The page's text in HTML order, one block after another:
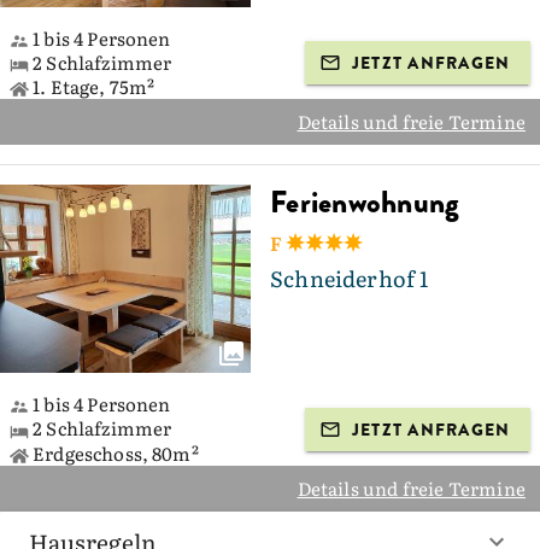
1 bis 4 Personen
2 Schlafzimmer
1. Etage, 75m²
JETZT ANFRAGEN
Details und freie Termine
Ferienwohnung
F
Schneiderhof 1
1 bis 4 Personen
2 Schlafzimmer
Erdgeschoss, 80m²
JETZT ANFRAGEN
Details und freie Termine
Hausregeln